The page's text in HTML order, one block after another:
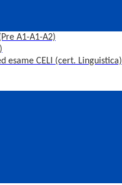
A1-A1-A2)
esame CELI (cert. Linguistica)